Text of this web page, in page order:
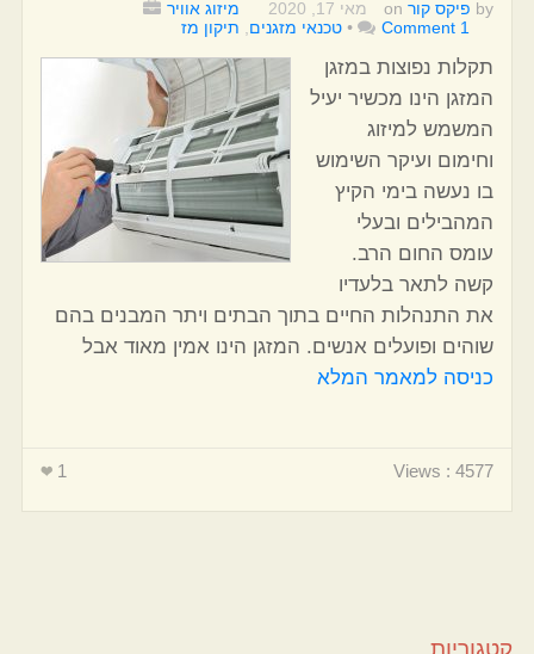
by פיקס קור on מאי 17, 2020
מיזוג אוויר
1 Comment
• טכנאי מזגנים, תיקון מז
תקלות נפוצות במזגן
המזגן הינו מכשיר יעיל
המשמש למיזוג
וחימום ועיקר השימוש
בו נעשה בימי הקיץ
המהבילים ובעלי
עומס החום הרב.
קשה לתאר בלעדיו
את התנהלות החיים בתוך הבתים ויתר המבנים בהם
שוהים ופועלים אנשים. המזגן הינו אמין מאוד אבל
כניסה למאמר המלא
1 Views : 4577
קטגוריות